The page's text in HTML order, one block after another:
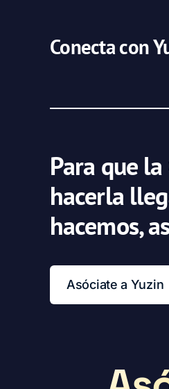
Conecta con
Para que
hacerla
hacemos,
Asóciate a Yuzin